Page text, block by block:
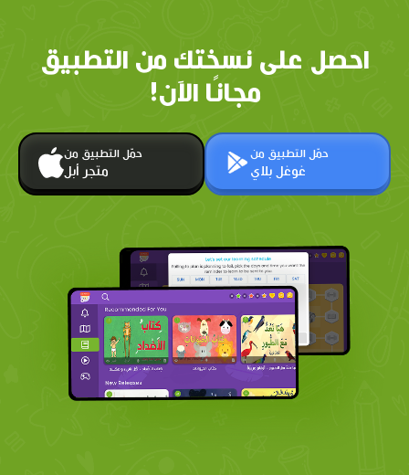
احصل على نسختك من التطبيق
مجانًا الآن!
حمّل التطبيق من
متجر أبل
حمّل التطبيق من
غوغل بلاي